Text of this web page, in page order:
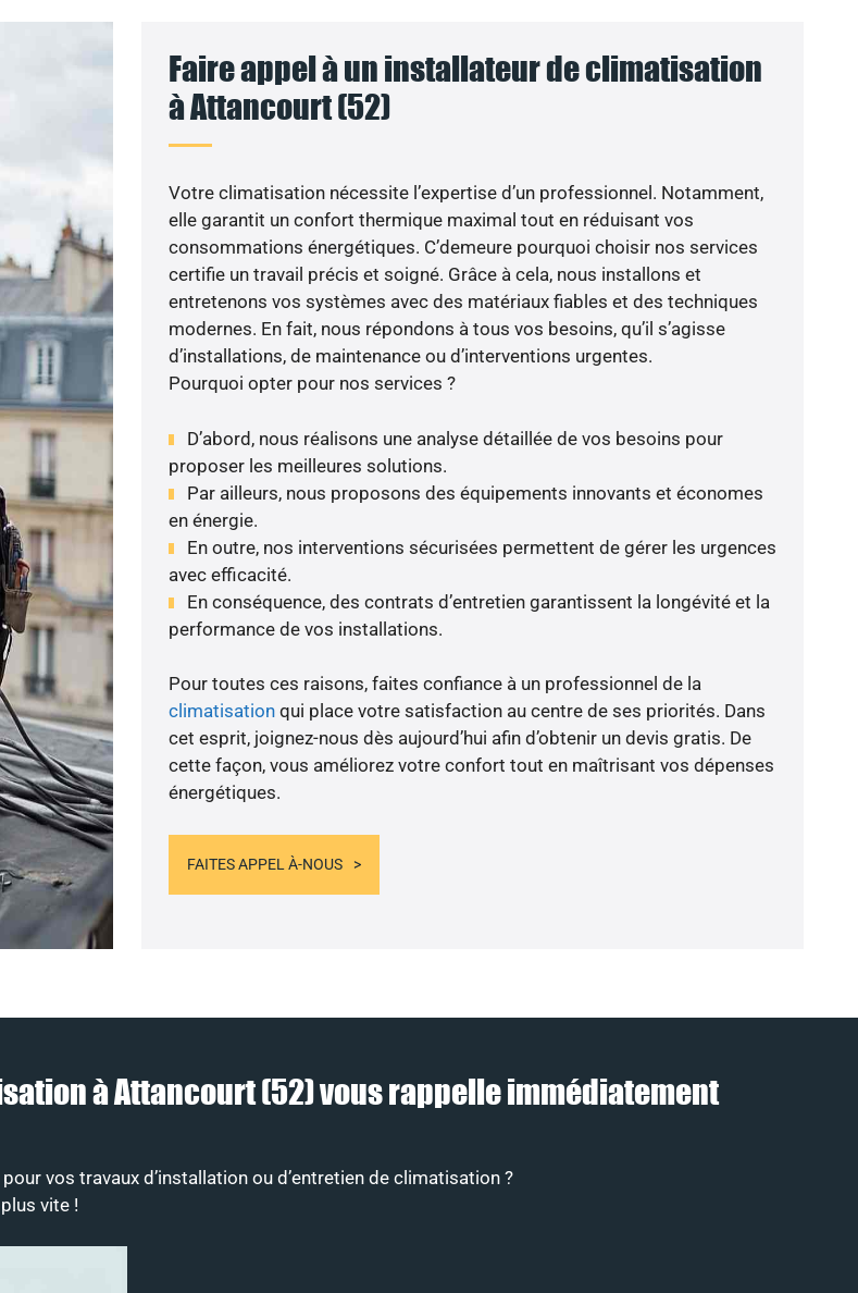
Faire appel à un installateur de climatisation
à Attancourt (52)
Votre climatisation nécessite l’expertise d’un professionnel. Notamment,
elle garantit un confort thermique maximal tout en réduisant vos
consommations énergétiques. C’demeure pourquoi choisir nos services
certifie un travail précis et soigné. Grâce à cela, nous installons et
entretenons vos systèmes avec des matériaux fiables et des techniques
modernes. En fait, nous répondons à tous vos besoins, qu’il s’agisse
d’installations, de maintenance ou d’interventions urgentes.
Pourquoi opter pour nos services ?
D’abord, nous réalisons une analyse détaillée de vos besoins pour
proposer les meilleures solutions.
Par ailleurs, nous proposons des équipements innovants et économes
en énergie.
En outre, nos interventions sécurisées permettent de gérer les urgences
avec efficacité.
En conséquence, des contrats d’entretien garantissent la longévité et la
performance de vos installations.
Pour toutes ces raisons, faites confiance à un professionnel de la
climatisationqui place votre satisfaction au centre de ses priorités. Dans
cet esprit, joignez-nous dès aujourd’hui afin d’obtenir un devis gratis. De
cette façon, vous améliorez votre confort tout en maîtrisant vos dépenses
énergétiques.
FAITES APPEL À-NOUS
à Attancourt (52) vous rappelle immédiatement
vos travaux d’installation ou d’entretien de climatisation ?
vite !